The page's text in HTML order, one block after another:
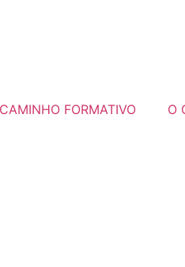
CAMINHO FORMATIVO O